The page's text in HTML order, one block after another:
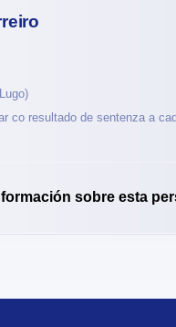
co resultado de sentenza a
sobre esta